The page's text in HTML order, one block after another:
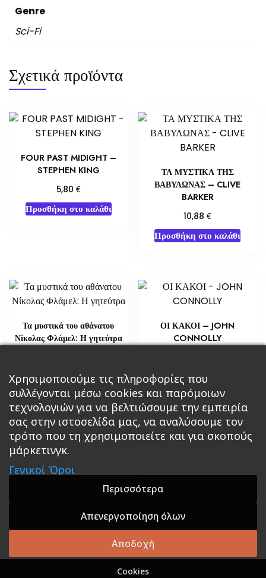
Genre
Sci-Fi
Σχετικά προϊόντα
FOUR PAST MIDIGHT –
STEPHEN KING
5,80 €
Προσθήκη στο καλάθι
ΤΑ ΜΥΣΤΙΚΑ ΤΗΣ
ΒΑΒΥΛΩΝΑΣ – CLIVE
BARKER
10,88€
Προσθήκη στο καλάθι
Τα μυστικά του αθάνατου
Νίκολας Φλάμελ: Η γητεύτρα
Διαβάστε περισσότερα
ΟΙ ΚΑΚΟΙ – JOHN
CONNOLLY
Προσθήκη στο καλάθι
Κεντρική Βιβλία
Roleplaying Games Ψυχαγωγία Εκδόσεις Βάρδος
Σε Προσφορά
A theme by GradientThemes - A theme by Gradient
Themes
Χρησιμοποιούμε τις πληροφορίες που
συλλέγονται μέσω cookies και παρόμοιων
τεχνολογιών για να βελτιώσουμε την εμπειρία
σας στην ιστοσελίδα μας, να αναλύσουμε τον
τρόπο που τη χρησιμοποιείτε και για σκοπούς
μάρκετινγκ.
Γενικοί Όροι
Περισσότερα
Απενεργοποίηση όλων
Αποδοχή
Cookies